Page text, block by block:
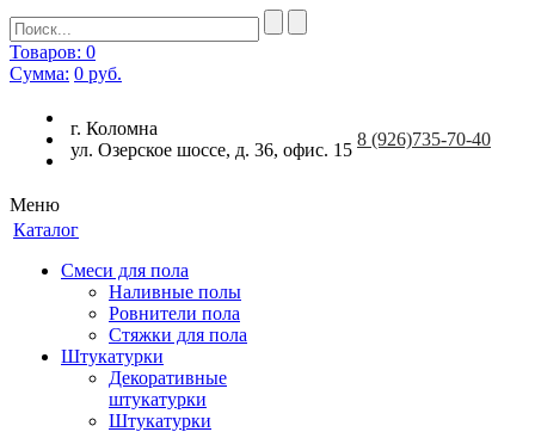
Товаров: 0
Сумма: 0 руб.
г. Коломна
ул. Озерское шоссе, д. 36, офис. 15
8 (926)735-70-40
Меню
Каталог
Смеси для пола
Наливные полы
Ровнители пола
Стяжки для пола
Штукатурки
Декоративные
штукатурки
Штукатурки